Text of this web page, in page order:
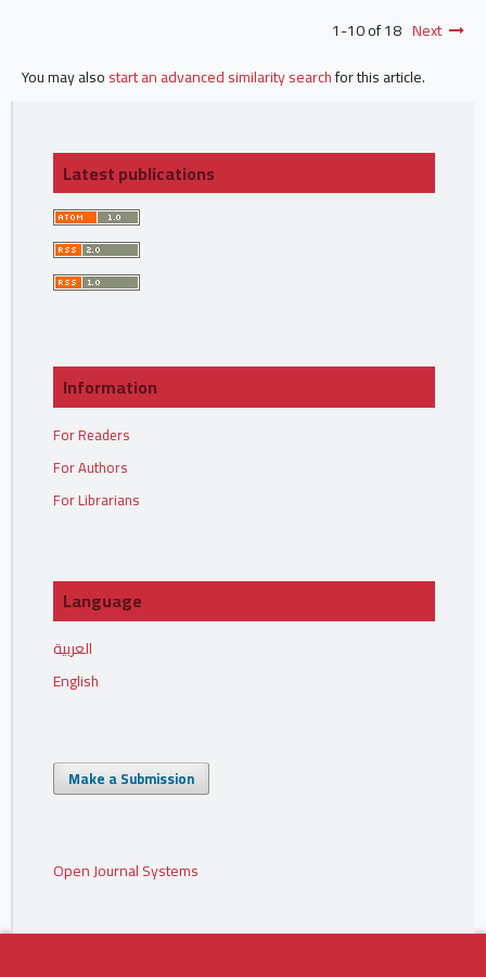
1-10 of 18 Next
You may alsostart an advanced similarity searchfor this article.
Latest publications
Information
For Readers
For Authors
For Librarians
Language
العربية
English
Make a Submission
Open Journal Systems